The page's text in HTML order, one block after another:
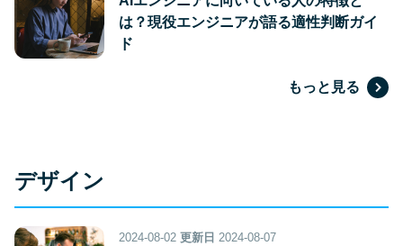
は？現役エンジニアが語る適性判断ガイ
ド
もっと見る
デザイン
2024-08-02 更新日 2024-08-07